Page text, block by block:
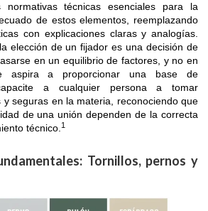
normativas técnicas esenciales para la
de estos elementos, reemplazando
con explicaciones claras y analogías.
elección de un fijador es una decisión de
en un equilibrio de factores, y no en
aspira a proporcionar una base de
a cualquier persona a tomar
y seguras en la materia, reconociendo que
de una unión dependen de la correcta
técnico.1
Tornillos, pernos y